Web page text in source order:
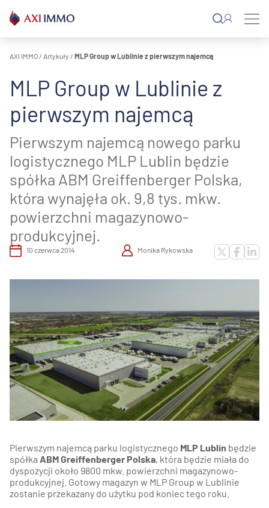
do
treści
AXI IMMO / Artykuły / MLP Group w Lublinie z pierwszym najemcą
MLP Group w Lublinie z
pierwszym najemcą
Pierwszym najemcą nowego parku
logistycznego MLP Lublin będzie
spółka ABM Greiffenberger Polska,
która wynajęła ok. 9,8 tys. mkw.
powierzchni magazynowo-
produkcyjnej.
10 czerwca 2014 Monika Rykowska
Pierwszym najemcą parku logistycznego MLP Lublin będzie
spółka ABM Greiffenberger Polska, która będzie miała do
dyspozycji około 9800 mkw. powierzchni magazynowo-
produkcyjnej. Gotowy magazyn w MLP Group w Lublinie
zostanie przekazany do użytku pod koniec tego roku.